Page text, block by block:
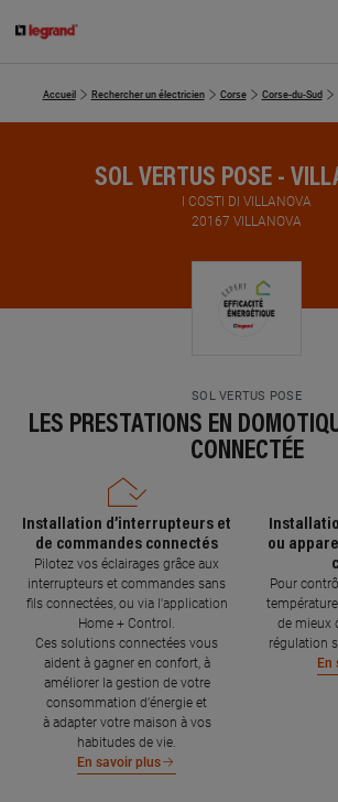
Accueil Rechercher un électricien Corse Corse-du-Sud
SOL VERTUS POSE -
I COSTI DI VILLANOVA
20167 VILLANOVA
SOL VERTUS POSE
LES PRESTATIONS EN
CONNECTÉE
Installation d’interrupteurs et
de commandes connectés
Pilotez vos éclairages grâce aux
interrupteurs et commandes sans
fils connectées, ou via l'application
Home + Control.
Ces solutions connectées vous
aident à gagner en confort, à
améliorer la gestion de votre
consommation d’énergie et
à adapter votre maison à vos
habitudes de vie.
En savoir plus
ou
Pour
de mieux
régulation
En